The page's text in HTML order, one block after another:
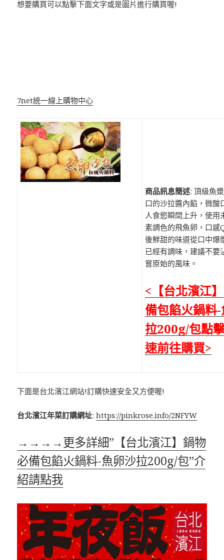
想要購買可以點擊下面文字或是圖片進行購買喔!
7net統一線上購物中心
商品訊息簡述: 頂級魚
口的沙拉醬內餡，微酸
人食慾瞬間上升，使用
素調色的飛魚卵，口感
後鮮甜的味道從口中爆
已經有調味，建議不要
嘗原始的風味。
<【台北濱江
備包餡火鍋料
拉200g/包點
速前往購買>
下面是台北濱江網站!訂購快速安全又方便喔!
台北濱江年菜訂購網址:https://pinkrose.info/2NFYW
→→→→更多詳細”【台北濱江】鍋物
必備包餡火鍋料-魚卵沙拉200g/包”介
紹請點我